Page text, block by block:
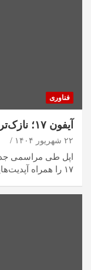
فناوری
آیفون ۱۷؛ نازک‌ترین گوشی اپل رونمایی شد
۲۲ شهریور ۱۴۰۴
اپل طی مراسمی
۱۷ را همراه آپدیت‌هایی برای اپل واچ…